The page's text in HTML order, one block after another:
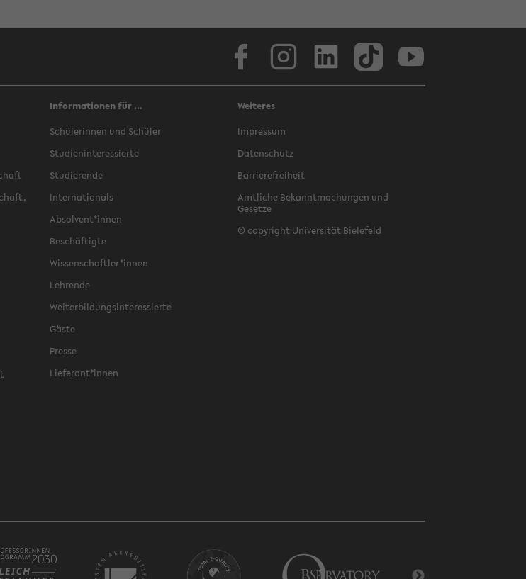
Informationen für ...
Schülerinnen und Schüler
Studieninteressierte
Studierende
Internationals
Absolvent*innen
Beschäftigte
Wissenschaftler*innen
Lehrende
Weiterbildungsinteressierte
Gäste
Presse
Lieferant*innen
Weiteres
Impressum
Datenschutz
Barrierefreiheit
Amtliche Bekanntmachungen und
Gesetze
© copyright Universität Bielefeld